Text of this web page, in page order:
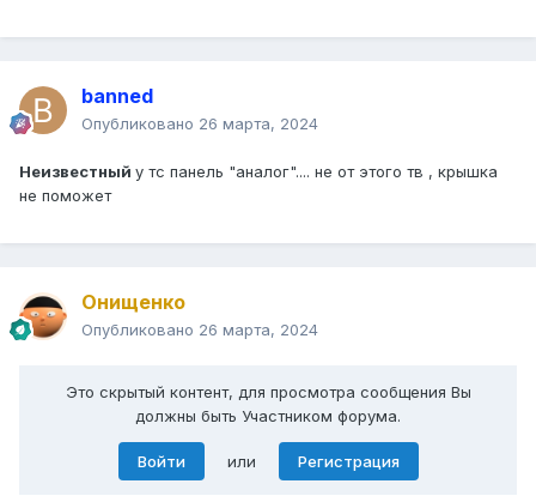
banned
Опубликовано 26 марта, 2024
Неизвестный у тс панель "аналог".... не от этого тв , крышка
не поможет
Онищенко
Опубликовано 26 марта, 2024
Это скрытый контент, для просмотра сообщения Вы
должны быть Участником форума.
Войти или Регистрация